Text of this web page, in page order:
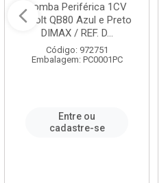
Bomba Periférica 1CV
Bivolt QB80 Azul e Preto
DIMAX / REF. D...
Código: 972751
Embalagem: PC0001PC
Entre ou
cadastre-se